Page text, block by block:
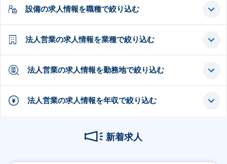
設備の求人情報を職種で絞り込む
法人営業の求人情報を業種で絞り込む
法人営業の求人情報を勤務地で絞り込む
法人営業の求人情報を年収で絞り込む
新着求人